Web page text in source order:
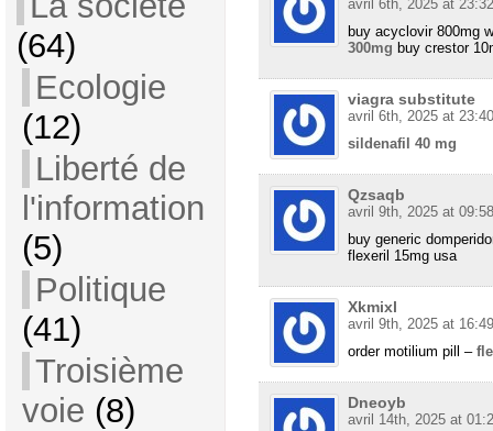
(64)
Ecologie
(12)
Liberté de
l'information
(5)
Politique
(41)
Troisième
voie (8)
avril 6th, 2025 at 23:32
buy acyclovir 800mg
300mg buy crestor
viagra substitute
avril 6th, 2025 at 23:40
sildenafil 40 mg
Qzsaqb
avril 9th, 2025 at 09:58
buy generic
flexeril 15mg usa
Xkmixl
avril 9th, 2025 at 16:49
order motilium pill –
Dneoyb
avril 14th, 2025 at